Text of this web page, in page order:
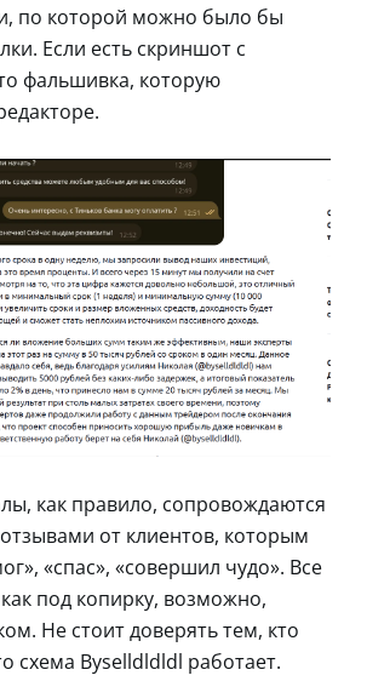
по которой можно было бы
Если есть скриншот с
фальшивка, которую
как правило, сопровождаются
от клиентов, которым
«спас», «совершил чудо». Все
под копирку, возможно,
Не стоит доверять тем, кто
схема Byselldldldl работает.